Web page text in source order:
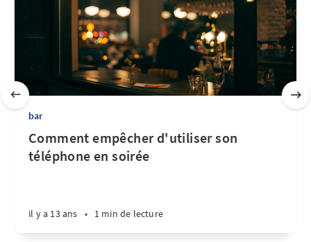
bar
Comment empêcher d'utiliser son
téléphone en soirée
il y a 13 ans • 1 min de lecture